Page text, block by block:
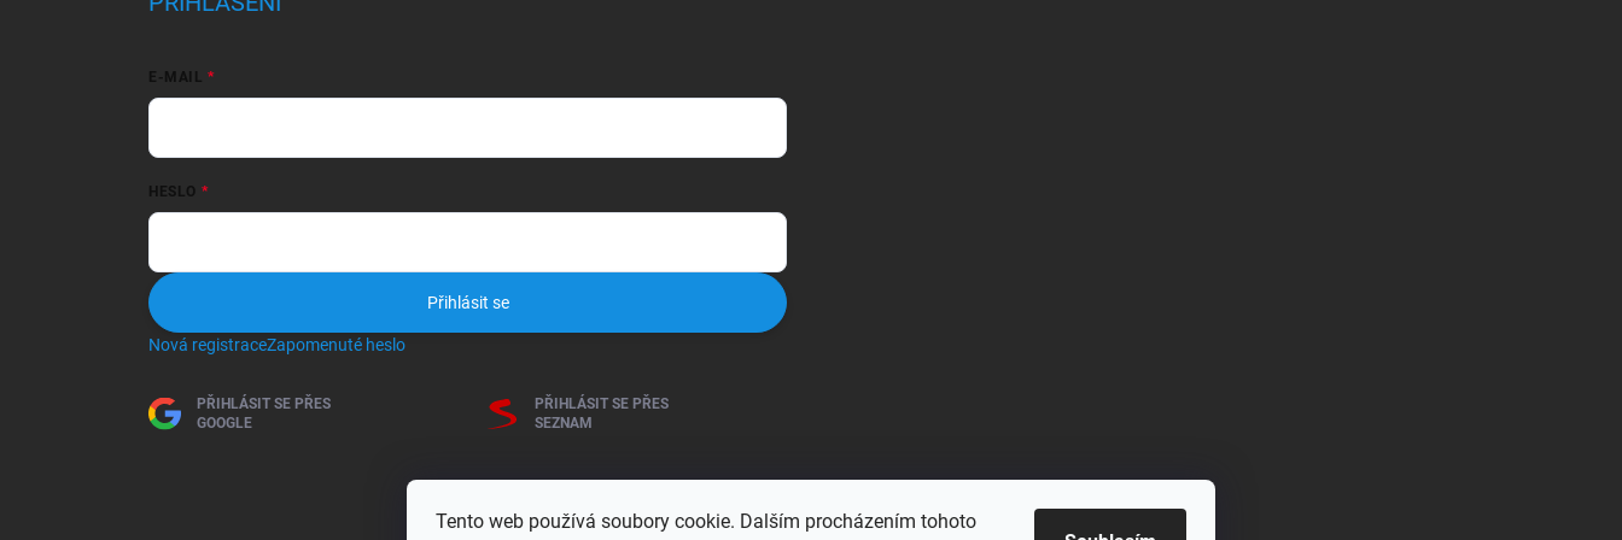
Tento web používá soubory cookie. Dalším procházením tohoto
E-MAIL
HESLO
Přihlásit se
Nová registraceZapomenuté heslo
PŘIHLÁSIT SE PŘES
GOOGLE
PŘIHLÁSIT SE PŘES
SEZNAM